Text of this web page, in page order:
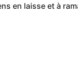
en laisse et à